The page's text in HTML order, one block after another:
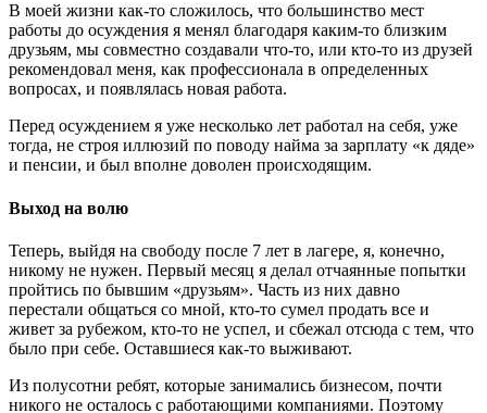
В моей жизни как-то сложилось, что большинство мест
работы до осуждения я менял благодаря каким-то близким
друзьям, мы совместно создавали что-то, или кто-то из друзей
рекомендовал меня, как профессионала в определенных
вопросах, и появлялась новая работа.
Перед осуждением я уже несколько лет работал на себя, уже
тогда, не строя иллюзий по поводу найма за зарплату «к дяде»
и пенсии, и был вполне доволен происходящим.
Выход на волю
Теперь, выйдя на свободу после 7 лет в лагере, я, конечно,
никому не нужен. Первый месяц я делал отчаянные попытки
пройтись по бывшим «друзьям». Часть из них давно
перестали общаться со мной, кто-то сумел продать все и
живет за рубежом, кто-то не успел, и сбежал отсюда с тем, что
было при себе. Оставшиеся как-то выживают.
Из полусотни ребят, которые занимались бизнесом, почти
никого не осталось с работающими компаниями. Поэтому